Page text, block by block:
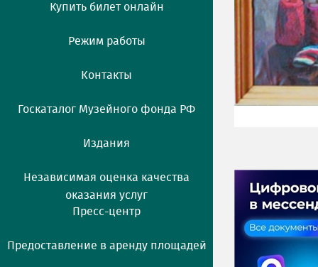
Купить билет онлайн
Режим работы
Контакты
Госкаталог Музейного фонда РФ
Издания
Независимая оценка качества
оказания услуг
Пресс-центр
Предоставление в аренду площадей